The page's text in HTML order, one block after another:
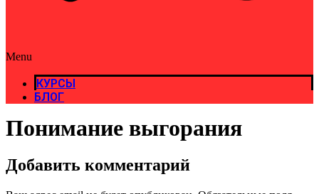
Menu
КУРСЫ
БЛОГ
Понимание выгорания
Добавить комментарий